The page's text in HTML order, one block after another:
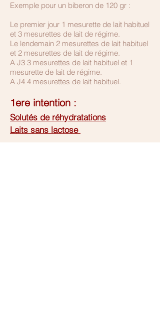
Exemple pour un biberon de 120 gr :
Le premier jour 1 mesurette de lait habituel
et 3 mesurettes de lait de régime.
Le lendemain 2 mesurettes de lait habituel
et 2 mesurettes de lait de régime.
A J3 3 mesurettes de lait habituel et 1
mesurette de lait de régime.
A J4 4 mesurettes de lait habituel.
Laits sans lactose
1ere intention :
Solutés de réhydratations